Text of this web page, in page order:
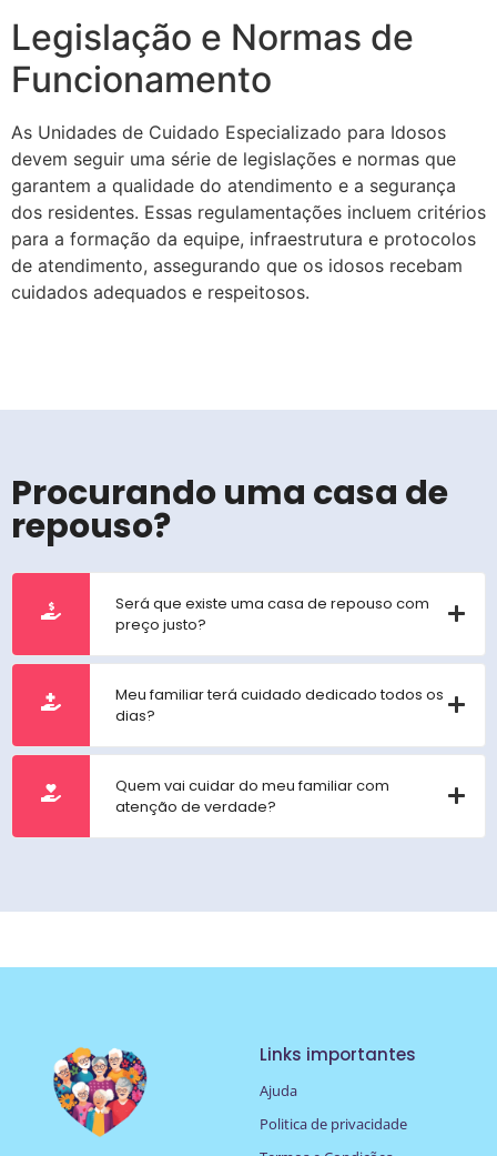
Legislação e Normas de
Funcionamento
As Unidades de Cuidado Especializado para Idosos
devem seguir uma série de legislações e normas que
garantem a qualidade do atendimento e a segurança
dos residentes. Essas regulamentações incluem critérios
para a formação da equipe, infraestrutura e protocolos
de atendimento, assegurando que os idosos recebam
cuidados adequados e respeitosos.
Procurando uma casa de
repouso?
Será que existe uma casa de repouso com
preço justo?
Meu familiar terá cuidado dedicado todos os
dias?
Quem vai cuidar do meu familiar com
atenção de verdade?
Links importantes
Ajuda
Politica de privacidade